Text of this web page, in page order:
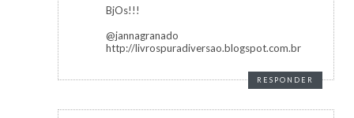
BjOs!!!
@jannagranado
http://livrospuradiversao.blogspot.com.br
RESPONDER